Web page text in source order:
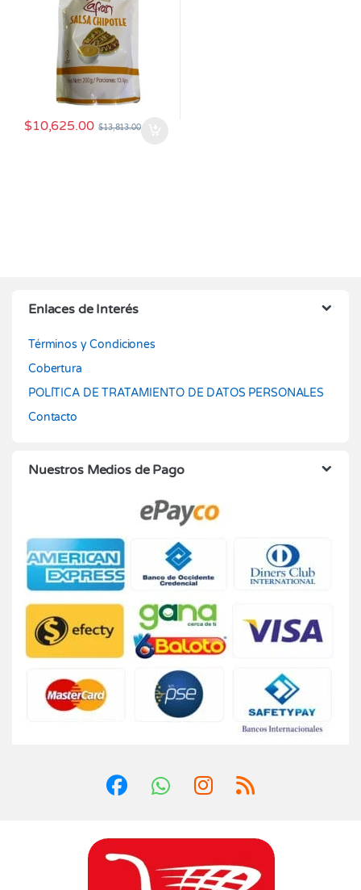
$10,625.00 $13,813.00
Enlaces de Interés
Términos y Condiciones
Cobertura
POLÍTICA DE TRATAMIENTO DE DATOS PERSONALES
Contacto
Nuestros Medios de Pago